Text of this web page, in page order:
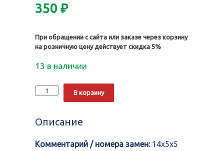
350 ₽
При обращении с сайта или заказе через корзину
на розничную цену действует скидка 5%
13 в наличии
Количество
Сальник
2700,
В корзину
Описание
Комментарий / номера замен:14x5x5